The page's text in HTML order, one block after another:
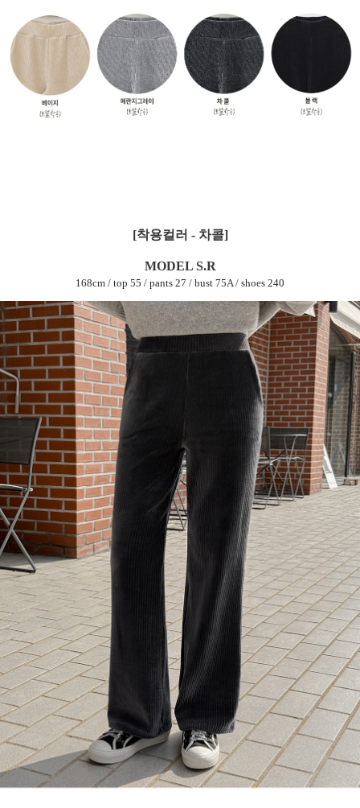
[착용컬러 - 차콜]
MODEL S.R
168cm / top 55 / pants 27 / bust 75A / shoes 240